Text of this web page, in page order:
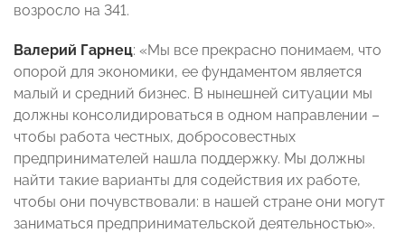
возросло на 341.
Валерий Гарнец: «Мы все прекрасно понимаем, что
опорой для экономики, ее фундаментом является
малый и средний бизнес. В нынешней ситуации мы
должны консолидироваться в одном направлении –
чтобы работа честных, добросовестных
предпринимателей нашла поддержку. Мы должны
найти такие варианты для содействия их работе,
чтобы они почувствовали: в нашей стране они могут
заниматься предпринимательской деятельностью».